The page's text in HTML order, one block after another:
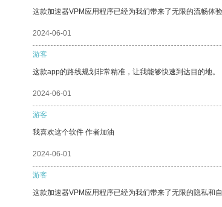
这款加速器VPM应用程序已经为我们带来了无限的流畅体验
2024-06-01
游客
这款app的路线规划非常精准，让我能够快速到达目的地。
2024-06-01
游客
我喜欢这个软件 作者加油
2024-06-01
游客
这款加速器VPM应用程序已经为我们带来了无限的隐私和自